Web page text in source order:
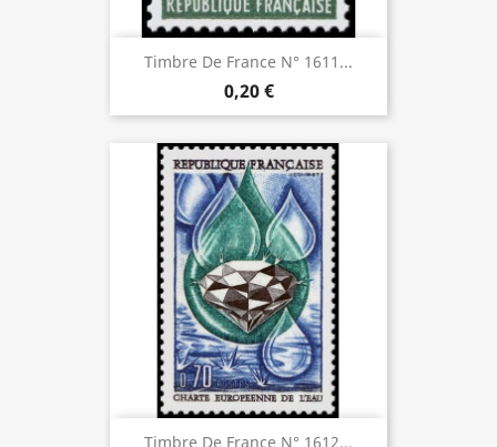
Timbre De France N° 1611...
0,20 €
Timbre De France N° 1612...